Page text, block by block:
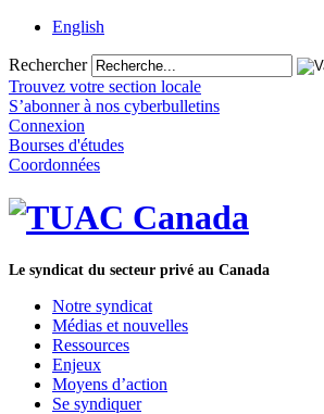
English
Rechercher
Trouvez votre section locale
S’abonner à nos cyberbulletins
Connexion
Bourses d'études
Coordonnées
Le syndicat du secteur privé au Canada
Notre syndicat
Médias et nouvelles
Ressources
Enjeux
Moyens d’action
Se syndiquer